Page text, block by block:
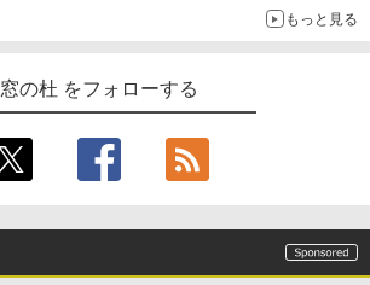
もっと見る
窓の杜 をフォローする